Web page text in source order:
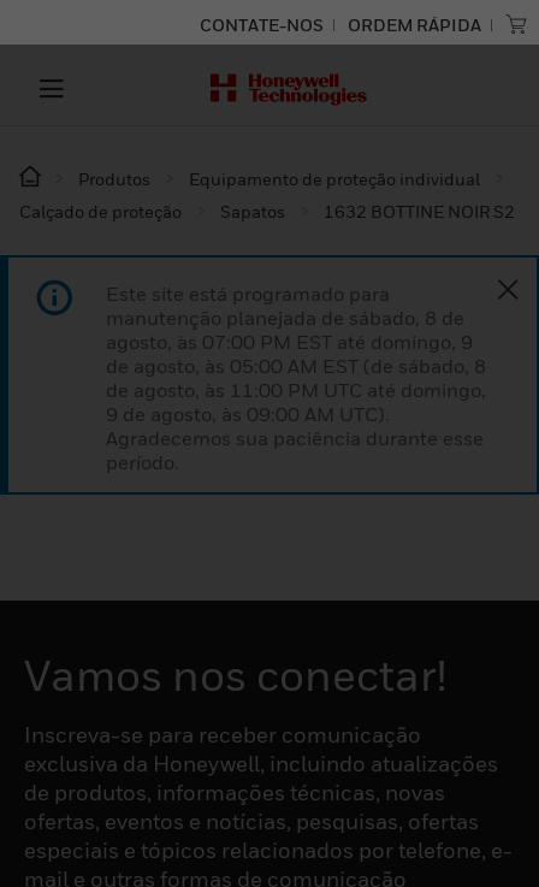
CONTATE-NOS ORDEM RÁPIDA
Produtos
Equipamento de proteção individual
Calçado de proteção
Sapatos 1632 BOTTINE NOIR S2
Este site está programado para
manutenção planejada de sábado, 8 de
agosto, às 07:00 PM EST até domingo, 9
de agosto, às 05:00 AM EST (de sábado, 8
de agosto, às 11:00 PM UTC até domingo,
9 de agosto, às 09:00 AM UTC).
Agradecemos sua paciência durante esse
período.
Vamos nos conectar!
Inscreva-se para receber comunicação
exclusiva da Honeywell, incluindo atualizações
de produtos, informações técnicas, novas
ofertas, eventos e notícias, pesquisas, ofertas
especiais e tópicos relacionados por telefone, e-
mail e outras formas de comunicação